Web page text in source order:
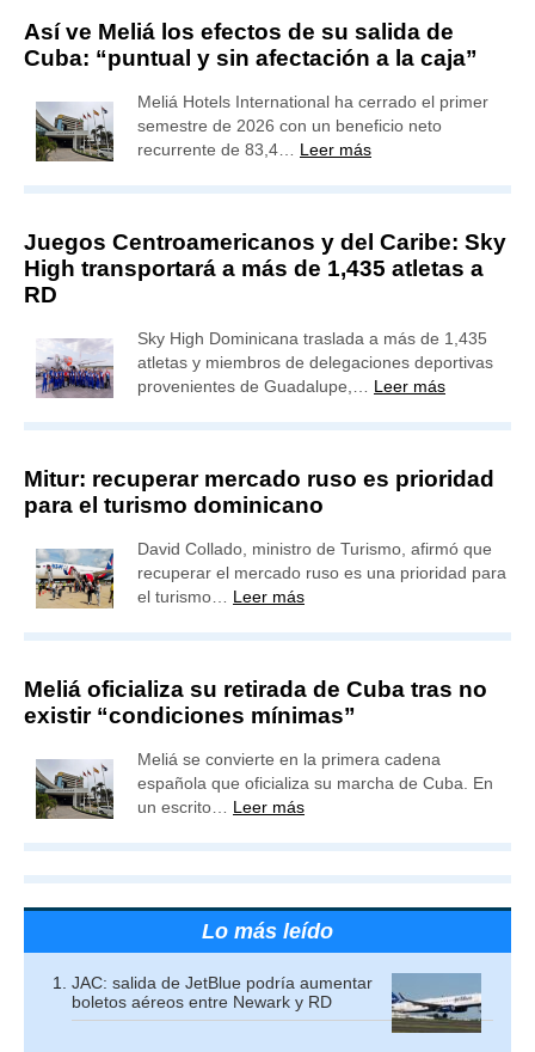
Así ve Meliá los efectos de su salida de
Cuba: “puntual y sin afectación a la caja”
Meliá Hotels International ha cerrado el primer
semestre de 2026 con un beneficio neto
recurrente de 83,4… Leer más
Juegos Centroamericanos y del Caribe: Sky
High transportará a más de 1,435 atletas a
RD
Sky High Dominicana traslada a más de 1,435
atletas y miembros de delegaciones deportivas
provenientes de Guadalupe,… Leer más
Mitur: recuperar mercado ruso es prioridad
para el turismo dominicano
David Collado, ministro de Turismo, afirmó que
recuperar el mercado ruso es una prioridad para
el turismo… Leer más
Meliá oficializa su retirada de Cuba tras no
existir “condiciones mínimas”
Meliá se convierte en la primera cadena
española que oficializa su marcha de Cuba. En
un escrito… Leer más
Lo más leído
JAC: salida de JetBlue podría aumentar
boletos aéreos entre Newark y RD